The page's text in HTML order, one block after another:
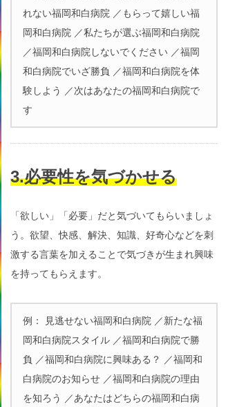
れない福岡和白病院 ／もらって嬉しい福
岡和白病院 ／私たちが選ぶ福岡和白病院
／福岡和白病院しないでください ／福岡
和白病院でいざ勝負 ／福岡和白病院を体
験しよう ／次はあなたの福岡和白病院で
す
3.必要性を気づかせる
「欲しい」「必要」だと気づいてもらいましょ
う。欲望、快感、解決、知識、好奇心などを刺
激する言葉を加えることで気づきが生まれ興味
を持ってもらえます。
例： 見逃せない福岡和白病院 ／新たな福
岡和白病院スタイル ／福岡和白病院で勝
負 ／福岡和白病院に興味ある？ ／福岡和
白病院のお知らせ ／福岡和白病院の理由
を知ろう ／あなたはどちらの福岡和白病